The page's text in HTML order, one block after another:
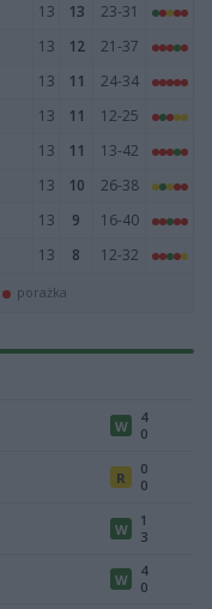
13 13
23-31
13 12
21-37
13 11
24-34
13 11
12-25
13 11
13-42
13 10
26-38
13 9
16-40
13 8 12-32
porażka
W
4
0
R
0
0
W
1
3
W
4
0